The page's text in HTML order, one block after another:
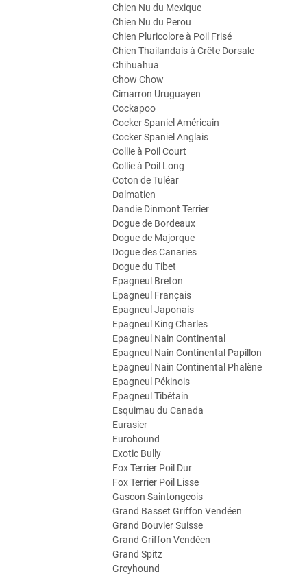
Chien Nu du Mexique
Chien Nu du Perou
Chien Pluricolore à Poil Frisé
Chien Thailandais à Crête Dorsale
Chihuahua
Chow Chow
Cimarron Uruguayen
Cockapoo
Cocker Spaniel Américain
Cocker Spaniel Anglais
Collie à Poil Court
Collie à Poil Long
Coton de Tuléar
Dalmatien
Dandie Dinmont Terrier
Dogue de Bordeaux
Dogue de Majorque
Dogue des Canaries
Dogue du Tibet
Epagneul Breton
Epagneul Français
Epagneul Japonais
Epagneul King Charles
Epagneul Nain Continental
Epagneul Nain Continental Papillon
Epagneul Nain Continental Phalène
Epagneul Pékinois
Epagneul Tibétain
Esquimau du Canada
Eurasier
Eurohound
Exotic Bully
Fox Terrier Poil Dur
Fox Terrier Poil Lisse
Gascon Saintongeois
Grand Basset Griffon Vendéen
Grand Bouvier Suisse
Grand Griffon Vendéen
Grand Spitz
Greyhound